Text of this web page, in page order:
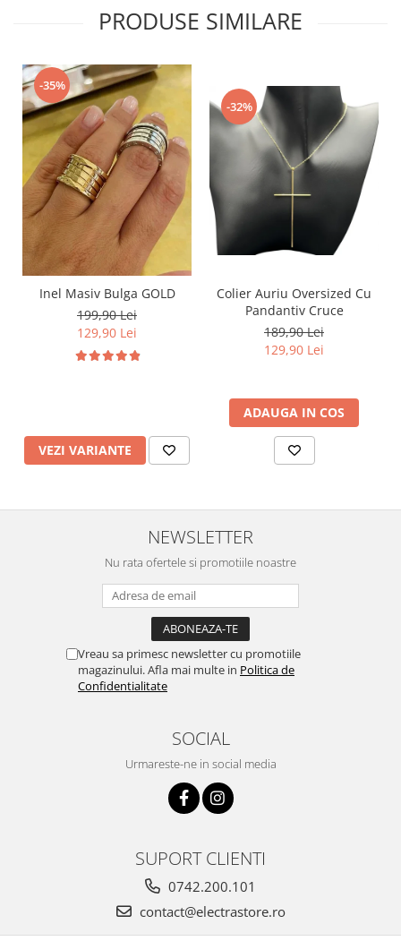
PRODUSE SIMILARE
-35%
Inel Masiv Bulga GOLD
199,90 Lei
129,90 Lei
VEZI VARIANTE
-32%
Colier Auriu Oversized Cu
Pandantiv Cruce
189,90 Lei
129,90 Lei
ADAUGA IN COS
NEWSLETTER
Nu rata ofertele si promotiile noastre
Vreau sa primesc newsletter cu promotiile
magazinului. Afla mai multe in Politica de
Confidentialitate
SOCIAL
Urmareste-ne in social media
SUPORT CLIENTI
0742.200.101
contact@electrastore.ro